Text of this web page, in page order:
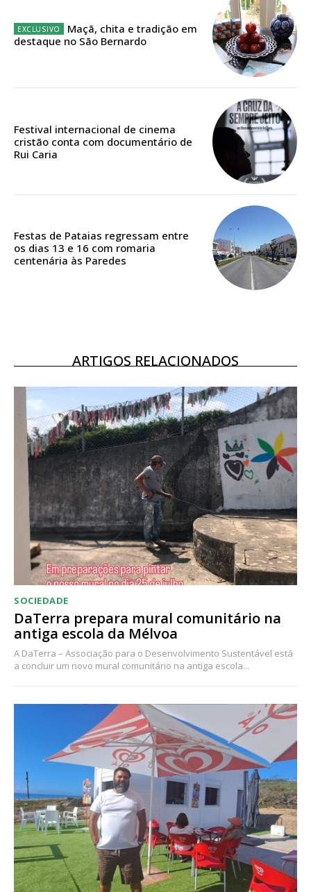
Edição em papel entregue à Quinta-feira em sua
Acesso aos conteúdos Exclusivos para
Ofertas para assinatura anual
ASSINATURA
Acesso ao conteúdo online
Acesso aos conteúdos Exclusivos para
assinantes
Ofertas para assinatura anual
Escolha o plano
Maçã, chita e tradição em
destaque no São Bernardo
Festival internacional de cinema
cristão conta com documentário de
Rui Caria
Festas de Pataias regressam entre
os dias 13 e 16 com romaria
centenária às Paredes
ARTIGOS RELACIONADOS
SOCIEDADE
DaTerra prepara mural comunitário na
antiga escola da Mélvoa
A DaTerra – Associação para o Desenvolvimento Sustentável está
a concluir um novo mural comunitário na antiga escola...